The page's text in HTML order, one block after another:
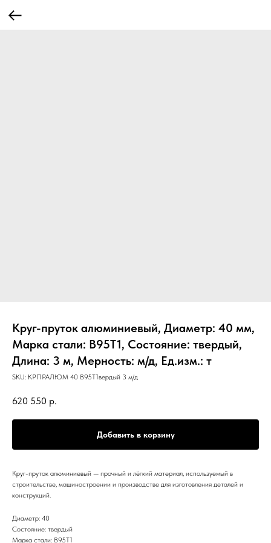
Круг-пруток алюминиевый, Диаметр: 40 мм,
Марка стали: В95Т1, Состояние: твердый,
Длина: 3 м, Мерность: м/д, Ед.изм.: т
SKU: КРПРАЛЮМ 40 В95Т1вердый 3 м/д
620 550 р.
Добавить в корзину
Круг-пруток алюминиевый — прочный и лёгкий материал, используемый в
строительстве, машиностроении и производстве для изготовления деталей и
конструкций.
Диаметр: 40
Состояние: твердый
Марка стали: В95Т1